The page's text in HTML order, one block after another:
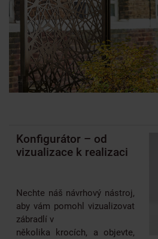
Konfigurátor – od
vizualizace k realizaci
Nechte náš návrhový nástroj,
aby vám pomohl vizualizovat
zábradlí v
několika krocích, a objevte,